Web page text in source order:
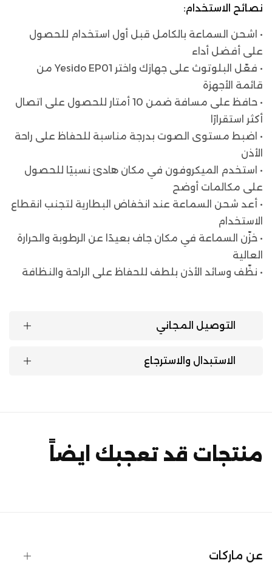
نصائح الاستخدام:
• اشحن السماعة بالكامل قبل أول استخدام للحصول
على أفضل أداء
• فعّل البلوتوث على جهازك واختر Yesido EP01 من
قائمة الأجهزة
• حافظ على مسافة ضمن 10 أمتار للحصول على اتصال
أكثر استقرارًا
• اضبط مستوى الصوت بدرجة مناسبة للحفاظ على راحة
الأذن
• استخدم الميكروفون في مكان هادئ نسبيًا للحصول
على مكالمات أوضح
• أعد شحن السماعة عند انخفاض البطارية لتجنب انقطاع
الاستخدام
• خزّن السماعة في مكان جاف بعيدًا عن الرطوبة والحرارة
العالية
• نظّف وسائد الأذن بلطف للحفاظ على الراحة والنظافة
التوصيل المجاني
الاستبدال والاسترجاع
منتجات قد تعجبك ايضاً
عن ماركات